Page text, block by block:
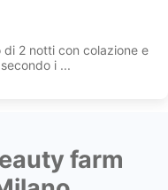
2 notti con colazione e
i ...
farm